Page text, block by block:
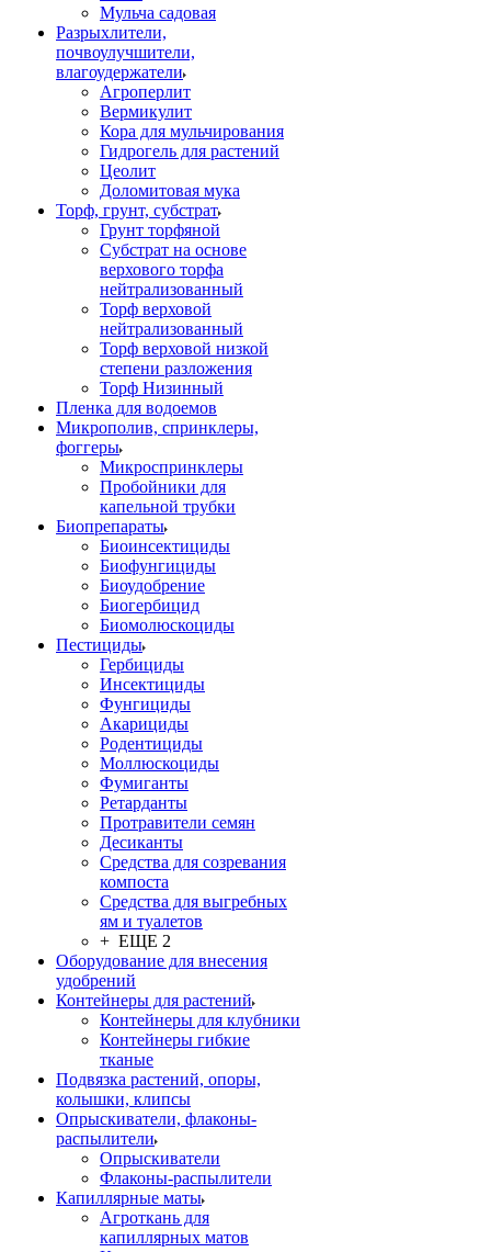
Мульча садовая
Разрыхлители,
почвоулучшители,
влагоудержатели
Агроперлит
Вермикулит
Кора для мульчирования
Гидрогель для растений
Цеолит
Доломитовая мука
Торф, грунт, субстрат
Грунт торфяной
Субстрат на основе
верхового торфа
нейтрализованный
Торф верховой
нейтрализованный
Торф верховой низкой
степени разложения
Торф Низинный
Пленка для водоемов
Микрополив, спринклеры,
фоггеры
Микроспринклеры
Пробойники для
капельной трубки
Биопрепараты
Биоинсектициды
Биофунгициды
Биоудобрение
Биогербицид
Биомолюскоциды
Пестициды
Гербициды
Инсектициды
Фунгициды
Акарициды
Родентициды
Моллюскоциды
Фумиганты
Ретарданты
Протравители семян
Десиканты
Средства для созревания
компоста
Средства для выгребных
ям и туалетов
+ ЕЩЕ 2
Оборудование для внесения
удобрений
Контейнеры для растений
Контейнеры для клубники
Контейнеры гибкие
тканые
Подвязка растений, опоры,
колышки, клипсы
Опрыскиватели, флаконы-
распылители
Опрыскиватели
Флаконы-распылители
Капиллярные маты
Агроткань для
капиллярных матов